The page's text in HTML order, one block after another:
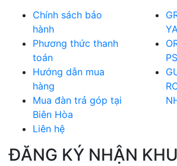
Chính sách bảo
hành
Phương thức thanh
toán
Hướng dẫn mua
hàng
Mua đàn trả góp tại
Biên Hòa
Liên hệ
ĐĂNG KÝ NHẬN